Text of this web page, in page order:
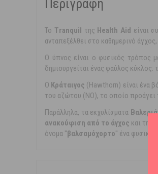
Περιγραφή
Το Tranquil της Health Aid είναι
ανταπεξέλθει στο καθημερινό
Ο ύπνος είναι ο φυσικός τρόπος
δημιουργείται ένας φαύλος κύκλος:
Ο Κράταιγος (Hawthorn) είναι ένα
του αζώτου (ΝΟ), το οποίο προάγει
Παράλληλα, τα εκχυλίσματα
ανακούφιση από το άγχος και τη
όνομα ''βαλσαμόχορτο'' ένα φυσικό